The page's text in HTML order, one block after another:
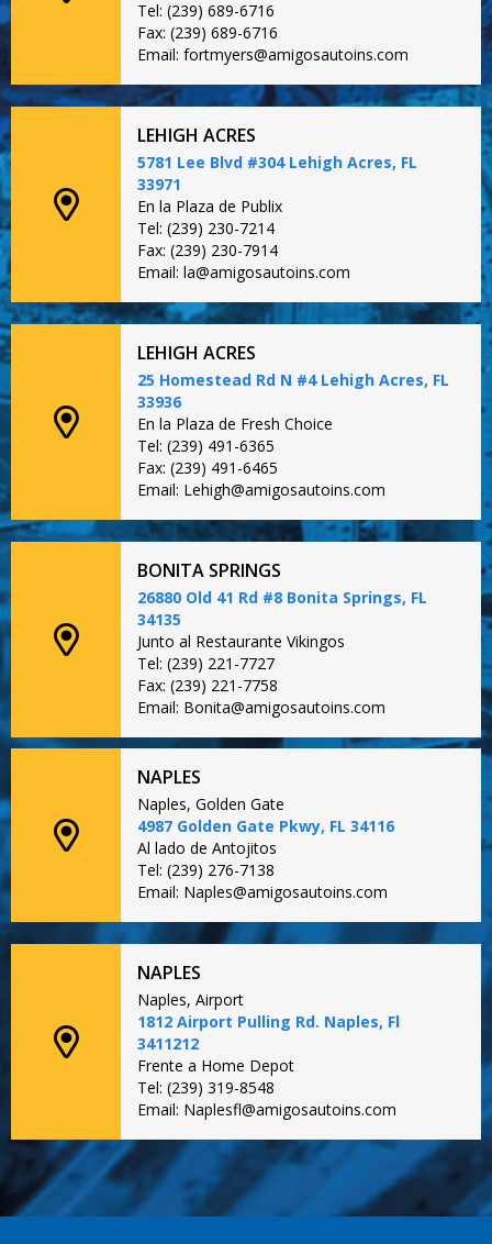
Tel: (239) 689-6716
Fax: (239) 689-6716
Email: fortmyers@amigosautoins.com
LEHIGH ACRES
5781 Lee Blvd #304 Lehigh Acres, FL
33971
En la Plaza de Publix
Tel: (239) 230-7214
Fax: (239) 230-7914
Email: la@amigosautoins.com
LEHIGH ACRES
25 Homestead Rd N #4 Lehigh Acres, FL
33936
En la Plaza de Fresh Choice
Tel: (239) 491-6365
Fax: (239) 491-6465
Email: Lehigh@amigosautoins.com
BONITA SPRINGS
26880 Old 41 Rd #8 Bonita Springs, FL
34135
Junto al Restaurante Vikingos
Tel: (239) 221-7727
Fax: (239) 221-7758
Email: Bonita@amigosautoins.com
NAPLES
Naples, Golden Gate
4987 Golden Gate Pkwy, FL 34116
Al lado de Antojitos
Tel: (239) 276-7138
Email: Naples@amigosautoins.com
NAPLES
Naples, Airport
1812 Airport Pulling Rd. Naples, Fl
3411212
Frente a Home Depot
Tel: (239) 319-8548
Email: Naplesfl@amigosautoins.com